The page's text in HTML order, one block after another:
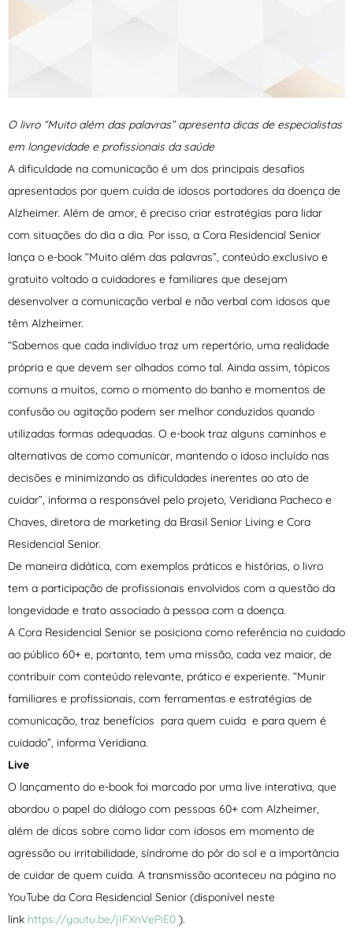
O livro “Muito além das palavras” apresenta dicas de especialistas
em longevidade e profissionais da saúde
A dificuldade na comunicação é um dos principais desafios
apresentados por quem cuida de idosos portadores da doença de
Alzheimer. Além de amor, é preciso criar estratégias para lidar
com situações do dia a dia. Por isso, a Cora Residencial Senior
lança o e-book “Muito além das palavras”, conteúdo exclusivo e
gratuito voltado a cuidadores e familiares que desejam
desenvolver a comunicação verbal e não verbal com idosos que
têm Alzheimer.
“Sabemos que cada indivíduo traz um repertório, uma realidade
própria e que devem ser olhados como tal. Ainda assim, tópicos
comuns a muitos, como o momento do banho e momentos de
confusão ou agitação podem ser melhor conduzidos quando
utilizadas formas adequadas. O e-book traz alguns caminhos e
alternativas de como comunicar, mantendo o idoso incluído nas
decisões e minimizando as dificuldades inerentes ao ato de
cuidar”, informa a responsável pelo projeto, Veridiana Pacheco e
Chaves, diretora de marketing da Brasil Senior Living e Cora
Residencial Senior.
De maneira didática, com exemplos práticos e histórias, o livro
tem a participação de profissionais envolvidos com a questão da
longevidade e trato associado à pessoa com a doença.
A Cora Residencial Senior se posiciona como referência no cuidado
ao público 60+ e, portanto, tem uma missão, cada vez maior, de
contribuir com conteúdo relevante, prático e experiente. “Munir
familiares e profissionais, com ferramentas e estratégias de
comunicação, traz benefícios para quem cuida e para quem é
cuidado”, informa Veridiana.
Live
O lançamento do e-book foi marcado por uma live interativa, que
abordou o papel do diálogo com pessoas 60+ com Alzheimer,
além de dicas sobre como lidar com idosos em momento de
agressão ou irritabilidade, síndrome do pôr do sol e a importância
de cuidar de quem cuida. A transmissão aconteceu na página no
YouTube da Cora Residencial Senior (disponível neste
link https://youtu.be/jIFXnVePiE0 ).